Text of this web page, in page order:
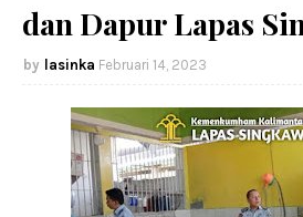
dan Dapur Lapas
lasinka Februari 14, 2023